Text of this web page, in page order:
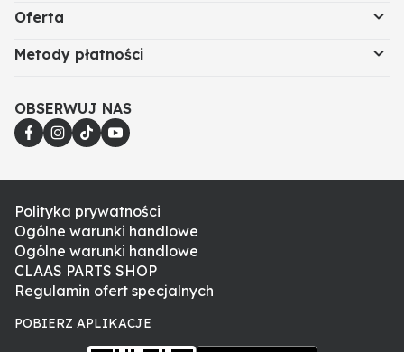
Oferta
Metody płatności
OBSERWUJ NAS
Polityka prywatności
Ogólne warunki handlowe
Ogólne warunki handlowe
CLAAS PARTS SHOP
Regulamin ofert specjalnych
POBIERZ APLIKACJE